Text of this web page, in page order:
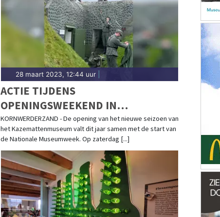
28 maart 2023, 12:44 uur|
ACTIE TIJDENS
OPENINGSWEEKEND IN
KAZEMATTENMUSEUM
KORNWERDERZAND - De opening van het nieuwe seizoen van
het Kazemattenmuseum valt dit jaar samen met de start van
de Nationale Museumweek. Op zaterdag [...]